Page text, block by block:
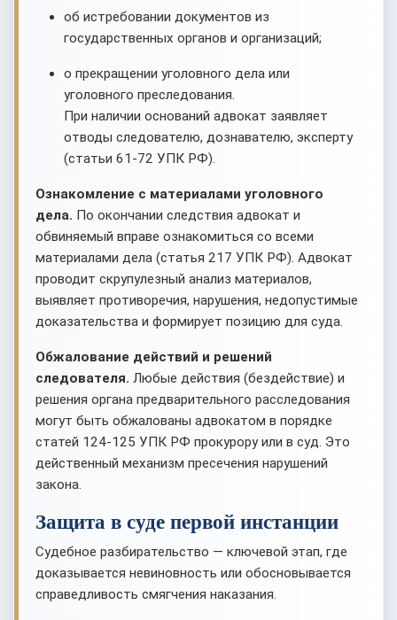
об истребовании документов из
государственных органов и организаций;
о прекращении уголовного дела или
уголовного преследования.
При наличии оснований адвокат заявляет
отводы следователю, дознавателю, эксперту
(статьи 61-72 УПК РФ).
Ознакомление с материалами уголовного
дела. По окончании следствия адвокат и
обвиняемый вправе ознакомиться со всеми
материалами дела (статья 217 УПК РФ). Адвокат
проводит скрупулезный анализ материалов,
выявляет противоречия, нарушения, недопустимые
доказательства и формирует позицию для суда.
Обжалование действий и решений
следователя. Любые действия (бездействие) и
решения органа предварительного расследования
могут быть обжалованы адвокатом в порядке
статей 124-125 УПК РФ прокурору или в суд. Это
действенный механизм пресечения нарушений
закона.
Защита в суде первой инстанции
Судебное разбирательство — ключевой этап, где
доказывается невиновность или обосновывается
справедливость смягчения наказания.